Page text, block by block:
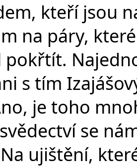
kteří jsou
na páry,
pokřtít.
s tím
je toho
se
ujištění,